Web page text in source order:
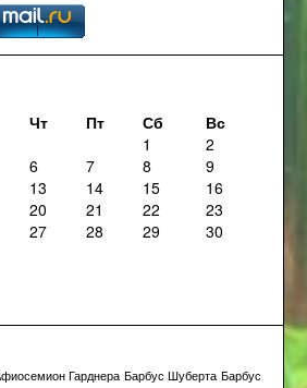
Чт Пт Сб
Вс
1
2
6 7 8
9
13 14 15
16
20 21 22
23
27 28 29
30
Гарднера Барбус Шуберта Барбус